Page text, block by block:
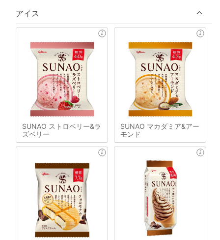
アイス
SUNAO ストロベリー&ラ
ズベリー
SUNAO マカダミア&アー
モンド